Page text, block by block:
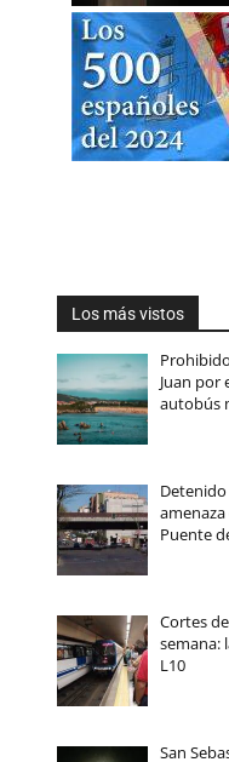
Los más vistos
Juan por
autobús
Puente
Cortes
semana:
L10
San